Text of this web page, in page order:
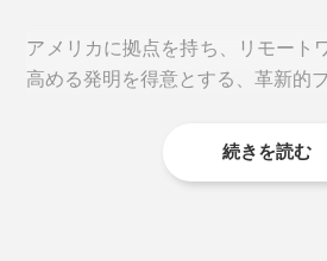
ハイカウンターの席やスタンディ
業時にちょうどいい、15°の傾斜
アメリカに拠点を持ち、リモート
高める発明を得意とする、革新的
続きを読む